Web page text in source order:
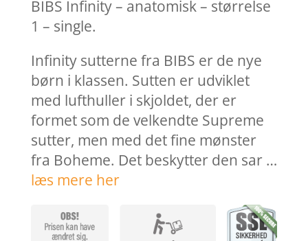
44,95 kr..10,00
BIBS Infinity – anatomisk – størrelse
1 – single.
Infinity sutterne fra BIBS er de nye
børn i klassen. Sutten er udviklet
med lufthuller i skjoldet, der er
formet som de velkendte Supreme
sutter, men med det fine mønster
fra Boheme. Det beskytter den sar …
læs mere her